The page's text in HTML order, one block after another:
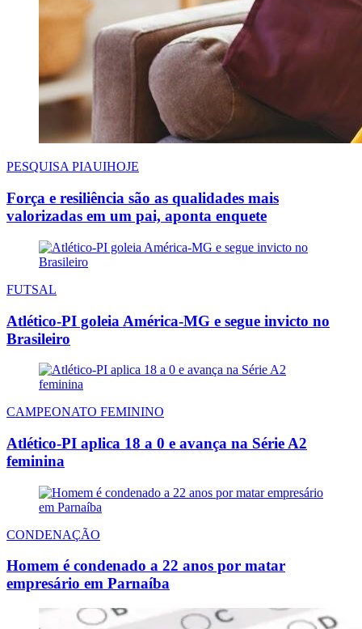
PESQUISA PIAUIHOJE
Força e resiliência são as qualidades mais
valorizadas em um pai, aponta enquete
FUTSAL
Atlético-PI goleia América-MG e segue invicto no
Brasileiro
CAMPEONATO FEMININO
Atlético-PI aplica 18 a 0 e avança na Série A2
feminina
CONDENAÇÃO
Homem é condenado a 22 anos por matar
empresário em Parnaíba